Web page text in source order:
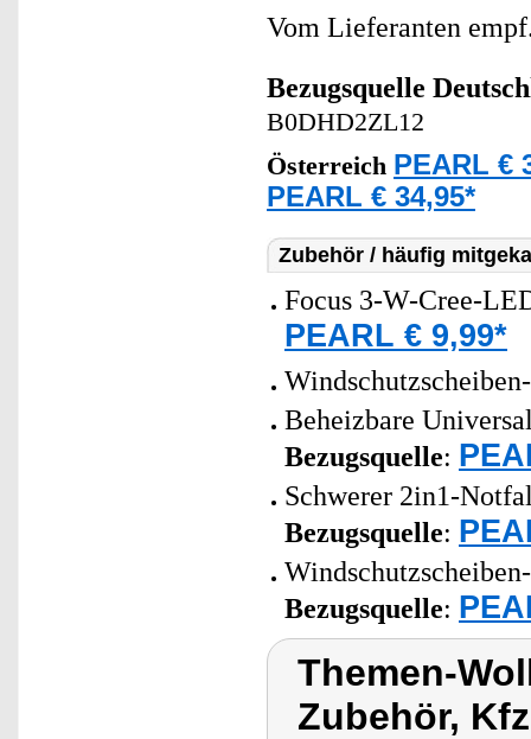
Vom Lieferanten
Bezugsquelle
B0DHD2ZL12
Österreich PEARL €
PEARL € 34,95*
Zubehör / häufig
Focus 3-W-Cree-
PEARL € 9,99*
Beheizbare
Bezugsquelle:
Schwerer 2in1-
Bezugsquelle:
Bezugsquelle:
Themen-
Zubehör,